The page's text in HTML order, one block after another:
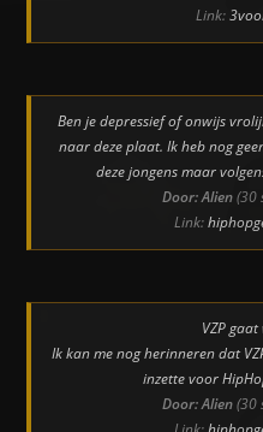
Link:
Ben je depressief of onwijs
naar deze plaat. Ik heb nog
deze jongens maar
Door: Alien(30
Link:
VZP
Ik kan me nog herinneren dat
inzette voor
Door: Alien(30